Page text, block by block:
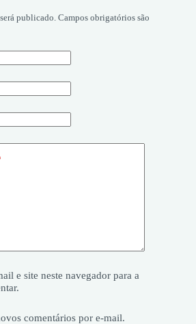
publicado. Campos obrigatórios são
e site neste navegador para a
comentários por e-mail.